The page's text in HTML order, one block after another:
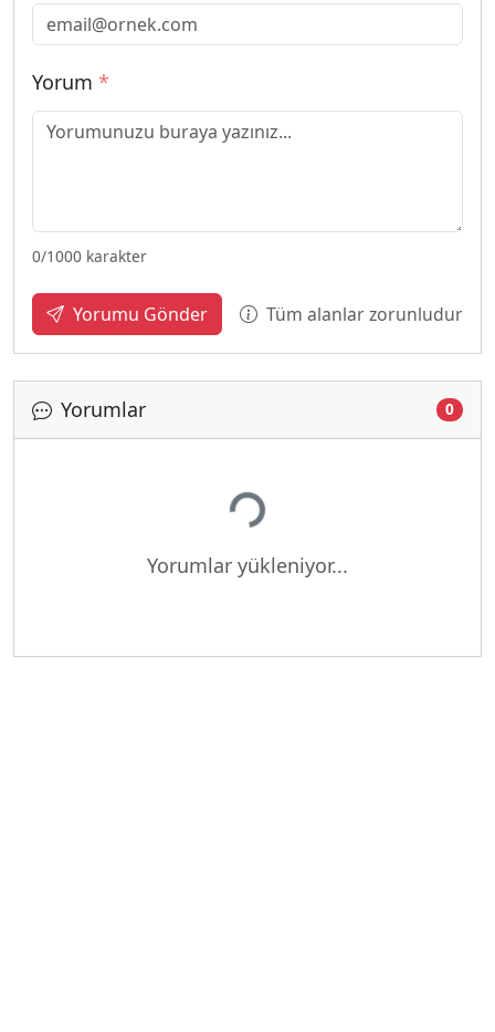
Yorum *
0/1000 karakter
Yorumu Gönder Tüm alanlar zorunludur
Yorumlar 0
Yükleniyor...
Yorumlar yükleniyor...